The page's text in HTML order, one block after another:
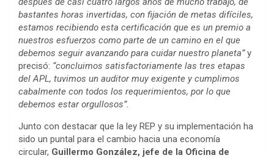
bastantes horas invertidas, con fijación de metas difíciles,
estamos recibiendo esta certificación que es un premio a
nuestros esfuerzos como parte de un camino en el que
debemos seguir avanzando para cuidar nuestro planeta”y
precisó: “concluimos satisfactoriamente las tres etapas
del APL, tuvimos un auditor muy exigente y cumplimos
cabalmente con todos los requerimientos, por lo que
debemos estar orgullosos”.
Junto con destacar que la ley REP y su implementación ha
sido un puntal para el cambio hacia una economía
circular, Guillermo González, jefe de la Oficina de